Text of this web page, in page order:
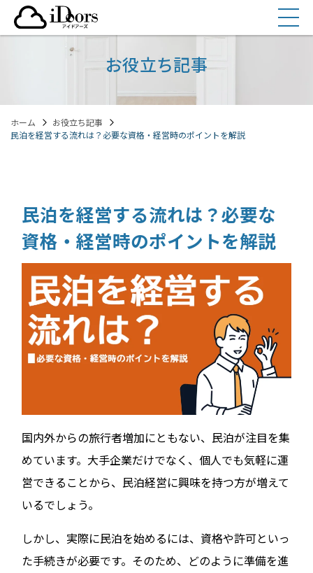
テ
ス
お役立ち記事
ホーム
お役立ち記事
民泊を経営する流れは？必要な資格・経営時のポイントを解説
民泊を経営する流れは？必要な
資格・経営時のポイントを解説
国内外からの旅行者増加にともない、民泊が注目を集
めています。大手企業だけでなく、個人でも気軽に運
営できることから、民泊経営に興味を持つ方が増えて
いるでしょう。
しかし、実際に民泊を始めるには、資格や許可といっ
た手続きが必要です。そのため、どのように準備を進